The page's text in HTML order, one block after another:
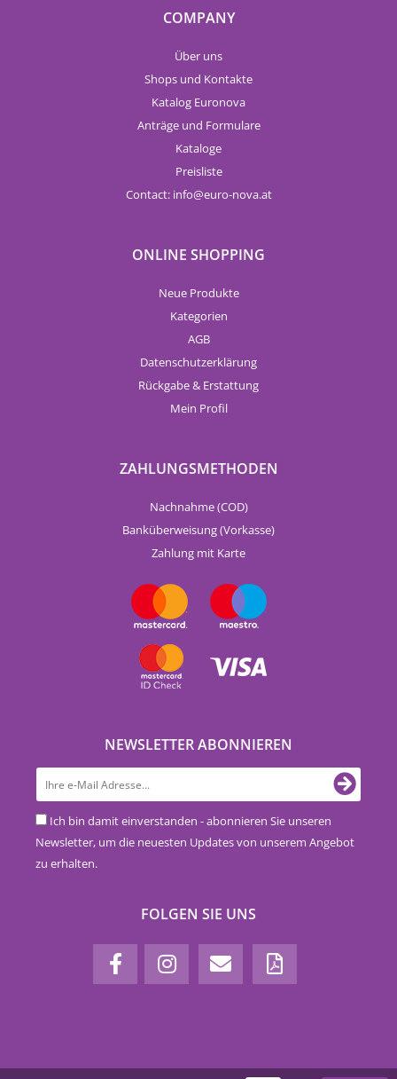
COMPANY
Über uns
Shops und Kontakte
Katalog Euronova
Anträge und Formulare
Kataloge
Preisliste
Contact: info euro-nova.at
ONLINE SHOPPING
Neue Produkte
Kategorien
AGB
Datenschutzerklärung
Rückgabe & Erstattung
Mein Profil
ZAHLUNGSMETHODEN
Nachnahme (COD)
Banküberweisung (Vorkasse)
Zahlung mit Karte
NEWSLETTER ABONNIEREN
Ich bin damit einverstanden - abonnieren Sie unseren
Newsletter, um die neuesten Updates von unserem Angebot
zu erhalten.
FOLGEN SIE UNS